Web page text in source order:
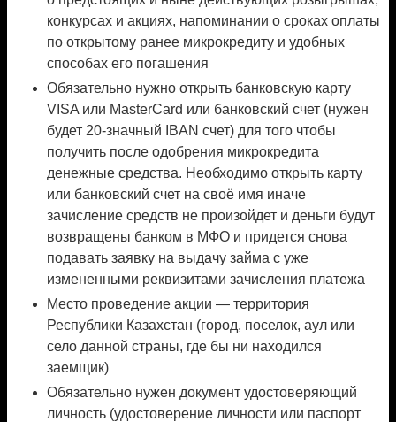
конкурсах и акциях, напоминании о сроках оплаты
по открытому ранее микрокредиту и удобных
способах его погашения
Обязательно нужно открыть банковскую карту
VISA или MasterCard или банковский счет (нужен
будет 20-значный IBAN счет) для того чтобы
получить после одобрения микрокредита
денежные средства. Необходимо открыть карту
или банковский счет на своё имя иначе
зачисление средств не произойдет и деньги будут
возвращены банком в МФО и придется снова
подавать заявку на выдачу займа с уже
измененными реквизитами зачисления платежа
Место проведение акции — территория
Республики Казахстан (город, поселок, аул или
село данной страны, где бы ни находился
заемщик)
Обязательно нужен документ удостоверяющий
личность (удостоверение личности или паспорт